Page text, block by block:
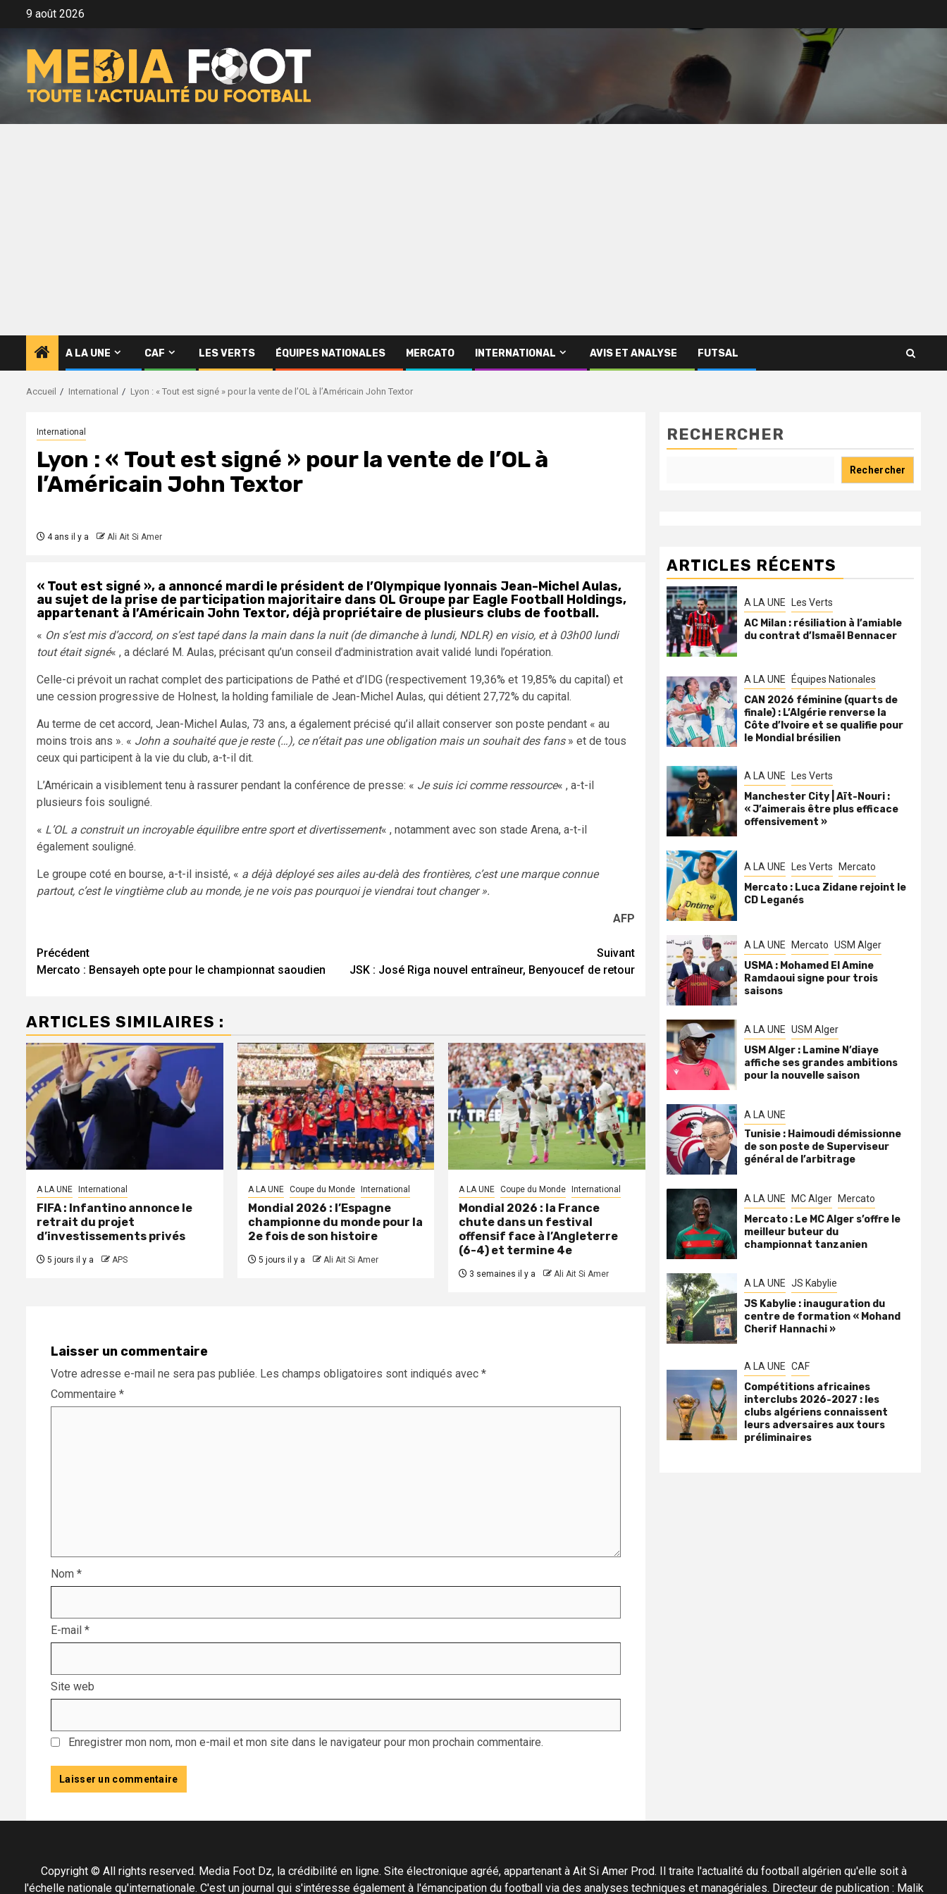
9 août 2026
A LA UNE CAF LES VERTS ÉQUIPES NATIONALES MERCATO INTERNATIONAL AVIS ET ANALYSE FUTSAL
Accueil International Lyon : « Tout est signé » pour la vente de l’OL à l’Américain John Textor
International
Lyon : « Tout est signé » pour la vente de l’OL à
l’Américain John Textor
4 ans il y a Ali Ait Si Amer
« Tout est signé », a annoncé mardi le président de l’Olympique lyonnais Jean-Michel Aulas,
au sujet de la prise de participation majoritaire dans OL Groupe par Eagle Football Holdings,
appartenant à l’Américain John Textor, déjà propriétaire de plusieurs clubs de football.
« On s’est mis d’accord, on s’est tapé dans la main dans la nuit (de dimanche à lundi, NDLR) en visio, et à 03h00 lundi
tout était signé« , a déclaré M. Aulas, précisant qu’un conseil d’administration avait validé lundi l’opération.
Celle-ci prévoit un rachat complet des participations de Pathé et d’IDG (respectivement 19,36% et 19,85% du capital) et
une cession progressive de Holnest, la holding familiale de Jean-Michel Aulas, qui détient 27,72% du capital.
Au terme de cet accord, Jean-Michel Aulas, 73 ans, a également précisé qu’il allait conserver son poste pendant « au
moins trois ans ». « John a souhaité que je reste (…), ce n’était pas une obligation mais un souhait des fans» et de tous
ceux qui participent à la vie du club, a-t-il dit.
L’Américain a visiblement tenu à rassurer pendant la conférence de presse: « Je suis ici comme ressource« , a-t-il
plusieurs fois souligné.
« L’OL a construit un incroyable équilibre entre sport et divertissement« , notamment avec son stade Arena, a-t-il
également souligné.
Le groupe coté en bourse, a-t-il insisté, « a déjà déployé ses ailes au-delà des frontières, c’est une marque connue
partout, c’est le vingtième club au monde, je ne vois pas pourquoi je viendrai tout changer ».
AFP
Navigation
d’article
Précédent
Mercato : Bensayeh opte pour le championnat saoudien
Suivant
JSK : José Riga nouvel entraîneur, Benyoucef de retour
ARTICLES SIMILAIRES :
A LA UNE International
FIFA : Infantino annonce le
retrait du projet
d’investissements privés
5 jours il y a APS
A LA UNE Coupe du Monde International
Mondial 2026 : l’Espagne
championne du monde pour la
2e fois de son histoire
5 jours il y a Ali Ait Si Amer
A LA UNE Coupe du Monde International
Mondial 2026 : la France
chute dans un festival
offensif face à l’Angleterre
(6-4) et termine 4e
3 semaines il y a Ali Ait Si Amer
Laisser un commentaire
Votre adresse e-mail ne sera pas publiée. Les champs obligatoires sont indiqués avec *
Commentaire *
Nom *
E-mail *
Site web
Enregistrer mon nom, mon e-mail et mon site dans le navigateur pour mon prochain commentaire.
RECHERCHER
Rechercher
ARTICLES RÉCENTS
A LA UNE Les Verts
AC Milan : résiliation à l’amiable
du contrat d’Ismaël Bennacer
A LA UNE Équipes Nationales
CAN 2026 féminine (quarts de
finale) : L’Algérie renverse la
Côte d’Ivoire et se qualifie pour
le Mondial brésilien
A LA UNE Les Verts
Manchester City | Aït-Nouri :
« J’aimerais être plus efficace
offensivement »
A LA UNE Les Verts Mercato
Mercato : Luca Zidane rejoint le
CD Leganés
A LA UNE Mercato USM Alger
USMA : Mohamed El Amine
Ramdaoui signe pour trois
saisons
A LA UNE USM Alger
USM Alger : Lamine N’diaye
affiche ses grandes ambitions
pour la nouvelle saison
A LA UNE
Tunisie : Haimoudi démissionne
de son poste de Superviseur
général de l’arbitrage
A LA UNE MC Alger Mercato
Mercato : Le MC Alger s’offre le
meilleur buteur du
championnat tanzanien
A LA UNE JS Kabylie
JS Kabylie : inauguration du
centre de formation « Mohand
Cherif Hannachi »
A LA UNE CAF
Compétitions africaines
interclubs 2026-2027 : les
clubs algériens connaissent
leurs adversaires aux tours
préliminaires
Copyright © All rights reserved. Media Foot Dz, la crédibilité en ligne. Site électronique agréé, appartenant à Ait Si Amer Prod. Il traite l'actualité du football algérien qu'elle soit à
l'échelle nationale qu'internationale. C'est un journal qui s'intéresse également à l'émancipation du football via des analyses techniques et managériales. Directeur de publication : Malik